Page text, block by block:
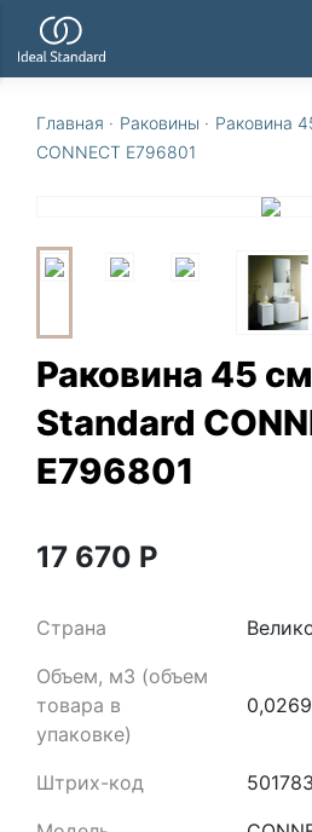
Главная · Раковины · Раковина
CONNECT E796801
Раковина 45
Standard
E796801
17 670 Р
Страна
Объем, м3 (объем
товара в
упаковке)
Штрих-код